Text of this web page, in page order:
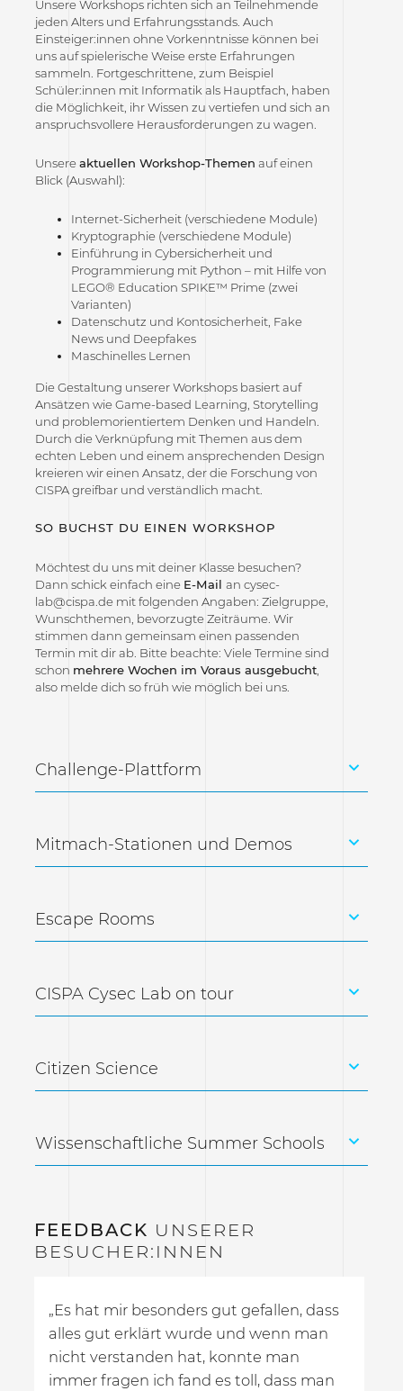
Unsere Workshops richten sich an Teilnehmende
jeden Alters und Erfahrungsstands. Auch
Einsteiger:innen ohne Vorkenntnisse können bei
uns auf spielerische Weise erste Erfahrungen
sammeln. Fortgeschrittene, zum Beispiel
Schüler:innen mit Informatik als Hauptfach, haben
die Möglichkeit, ihr Wissen zu vertiefen und sich an
anspruchsvollere Herausforderungen zu wagen.
Unsereaktuellen Workshop-Themen auf einen
Blick (Auswahl):
Internet-Sicherheit (verschiedene Module)
Kryptographie (verschiedene Module)
Einführung in Cybersicherheit und
Programmierung mit Python – mit Hilfe von
LEGO® Education SPIKE™ Prime (zwei
Varianten)
Datenschutz und Kontosicherheit, Fake
News und Deepfakes
Maschinelles Lernen
Die Gestaltung unserer Workshops basiert auf
Ansätzen wie Game-based Learning, Storytelling
und problemorientiertem Denken und Handeln.
Durch die Verknüpfung mit Themen aus dem
echten Leben und einem ansprechenden Design
kreieren wir einen Ansatz, der die Forschung von
CISPA greifbar und verständlich macht.
SO BUCHST DU EINEN WORKSHOP
Möchtest du uns mit deiner Klasse besuchen?
Dann schick einfach eine E-Mail an cysec-
lab@cispa.de mit folgenden Angaben: Zielgruppe,
Wunschthemen, bevorzugte Zeiträume. Wir
stimmen dann gemeinsam einen passenden
Termin mit dir ab. Bitte beachte: Viele Termine sind
schon mehrere Wochen im Voraus ausgebucht,
also melde dich so früh wie möglich bei uns.
Challenge-Plattform
Mitmach-Stationen und Demos
Escape Rooms
CISPA Cysec Lab on tour
Citizen Science
Wissenschaftliche Summer Schools
FEEDBACK UNSERER
BESUCHER:INNEN
„Es hat mir besonders gut gefallen, dass
alles gut erklärt wurde und wenn man
nicht verstanden hat, konnte man
immer fragen ich fand es toll, dass man